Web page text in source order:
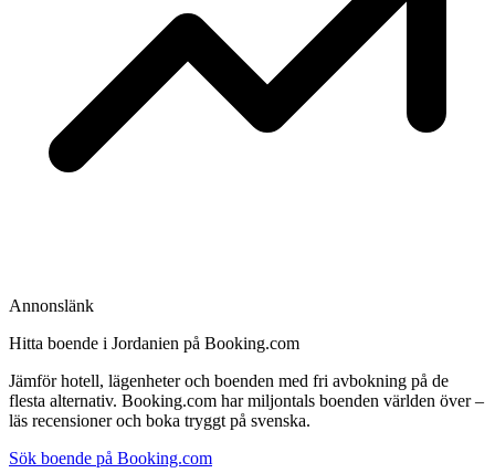
Annonslänk
Hitta boende i Jordanien på Booking.com
Jämför hotell, lägenheter och boenden med fri avbokning på de
flesta alternativ. Booking.com har miljontals boenden världen över –
läs recensioner och boka tryggt på svenska.
Sök boende på Booking.com